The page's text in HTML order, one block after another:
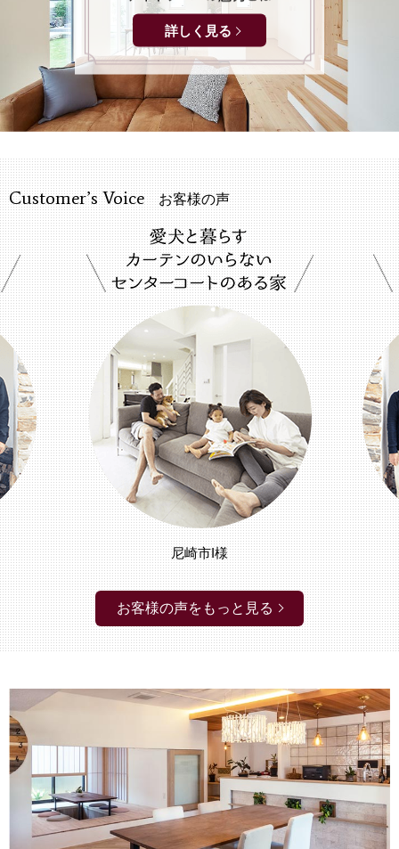
詳しく見る
Customer’s Voiceお客様の声
尼崎市I様
お客様の声をもっと見る